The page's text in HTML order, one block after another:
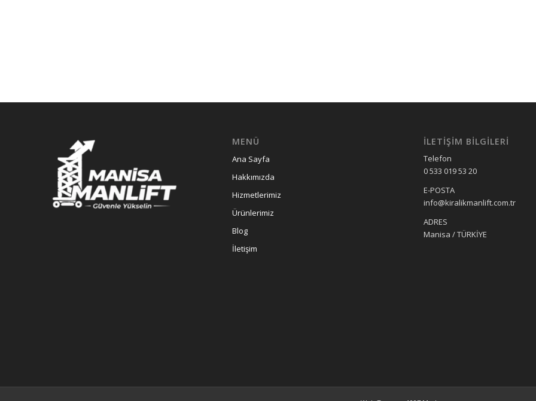
MENÜ
Ana Sayfa
Hakkımızda
Hizmetlerimiz
Ürünlerimiz
Blog
İletişim
İLETIŞIM BILGILERI
Telefon
0 533 019 53 20
E-POSTA
info@kiralikmanlift.com.tr
ADRES
Manisa / TÜRKİYE